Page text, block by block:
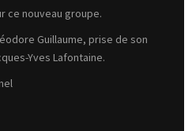
ce nouveau groupe.
Guillaume, prise de son
Yves Lafontaine.